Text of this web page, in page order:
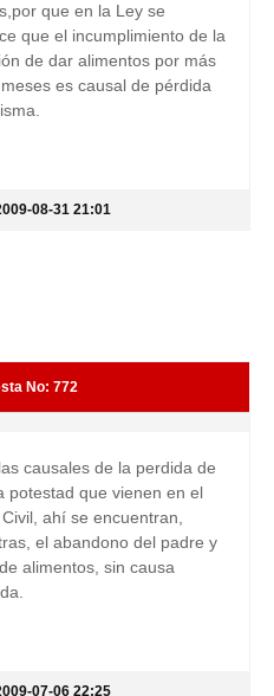
que en la Ley se
que el incumplimiento de la
de dar alimentos por más
es causal de pérdida
08-31 21:01
No: 772
causales de la perdida de
potestad que vienen en el
ahí se encuentran,
el abandono del padre y
alimentos, sin causa
07-06 22:25